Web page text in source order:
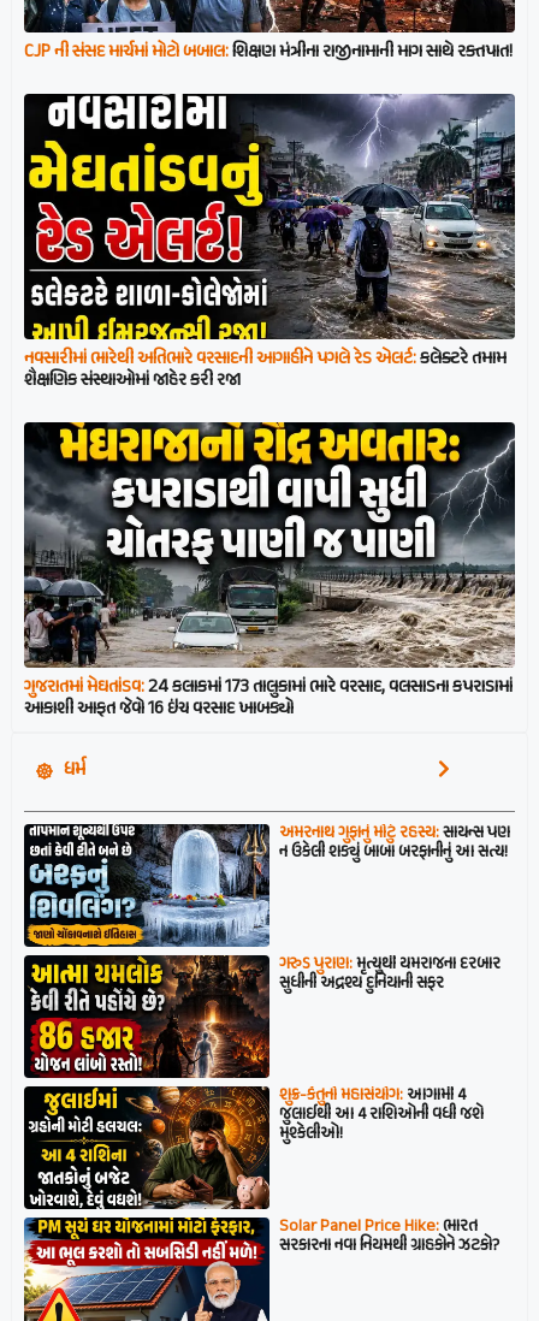
CJP ની સંસદ માર્ચમાં મોટો બબાલ:શિક્ષણ મંત્રીના રાજીનામાની માગ સાથે રક્તપાત!
નવસારીમાં ભારેથી અતિભારે વરસાદની આગાહીને પગલે રેડ એલર્ટ:કલેક્ટરે તમામ
શૈક્ષણિક સંસ્થાઓમાં જાહેર કરી રજા
ગુજરાતમાં મેઘતાંડવ:24 કલાકમાં 173 તાલુકામાં ભારે વરસાદ, વલસાડના કપરાડામાં
આકાશી આફત જેવો 16 ઇંચ વરસાદ ખાબક્યો
ધર્મ
અમરનાથ ગુફાનું મોટું રહસ્ય:સાયન્સ પણ
ન ઉકેલી શક્યું બાબા બરફાનીનું આ સત્ય!
ગરુડ પુરાણ:મૃત્યુથી યમરાજના દરબાર
સુધીની અદ્રશ્ય દુનિયાની સફર
શુક્ર-કેતુનો મહાસંયોગ:આગામી 4
જુલાઈથી આ 4 રાશિઓની વધી જશે
મુશ્કેલીઓ!
Solar Panel Price Hike:ભારત
સરકારના નવા નિયમથી ગ્રાહકોને ઝટકો?